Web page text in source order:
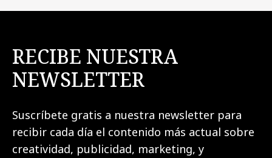
RECIBE NUESTRA
NEWSLETTER
Suscríbete gratis a nuestra newsletter para
recibir cada día el contenido más actual sobre
creatividad, publicidad, marketing, y